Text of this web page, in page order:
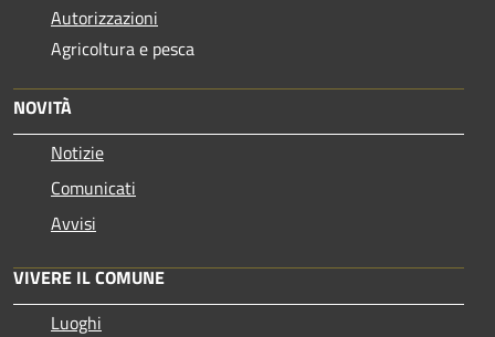
Autorizzazioni
Agricoltura e pesca
NOVITÀ
Notizie
Comunicati
Avvisi
VIVERE IL COMUNE
Luoghi